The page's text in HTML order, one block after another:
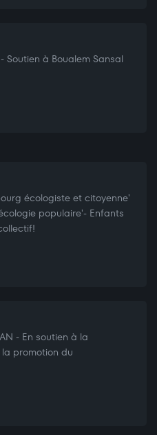
Soutien à Boualem Sansal
écologiste et citoyenne'
populaire'- Enfants
- En soutien à la
promotion du